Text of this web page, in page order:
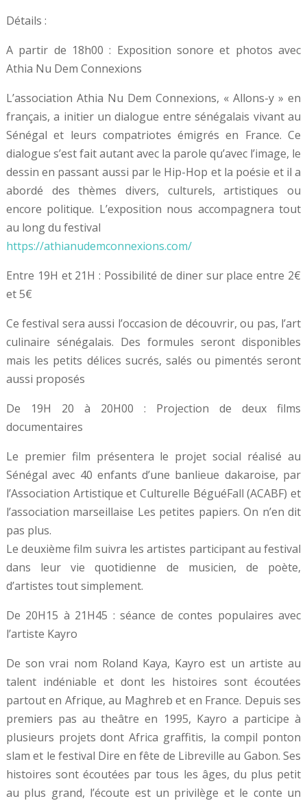
Détails :
A partir de 18h00 : Exposition sonore et photos avec
Athia Nu Dem Connexions
L’association Athia Nu Dem Connexions, « Allons-y » en
français, a initier un dialogue entre sénégalais vivant au
Sénégal et leurs compatriotes émigrés en France. Ce
dialogue s’est fait autant avec la parole qu’avec l’image, le
dessin en passant aussi par le Hip-Hop et la poésie et il a
abordé des thèmes divers, culturels, artistiques ou
encore politique. L’exposition nous accompagnera tout
au long du festival
https://athianudemconnexions.com/
Entre 19H et 21H : Possibilité de diner sur place entre 2€
et 5€
Ce festival sera aussi l’occasion de découvrir, ou pas, l’art
culinaire sénégalais. Des formules seront disponibles
mais les petits délices sucrés, salés ou pimentés seront
aussi proposés
De 19H 20 à 20H00 : Projection de deux films
documentaires
Le premier film présentera le projet social réalisé au
Sénégal avec 40 enfants d’une banlieue dakaroise, par
l’Association Artistique et Culturelle BéguéFall (ACABF) et
l’association marseillaise Les petites papiers. On n’en dit
pas plus.
Le deuxième film suivra les artistes participant au festival
dans leur vie quotidienne de musicien, de poète,
d’artistes tout simplement.
De 20H15 à 21H45 : séance de contes populaires avec
l’artiste Kayro
De son vrai nom Roland Kaya, Kayro est un artiste au
talent indéniable et dont les histoires sont écoutées
partout en Afrique, au Maghreb et en France. Depuis ses
premiers pas au theâtre en 1995, Kayro a participe à
plusieurs projets dont Africa graffitis, la compil ponton
slam et le festival Dire en fête de Libreville au Gabon. Ses
histoires sont écoutées par tous les âges, du plus petit
au plus grand, l’écoute est un privilège et le conte un